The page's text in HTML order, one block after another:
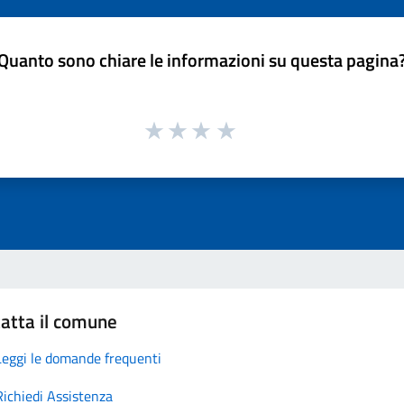
sono chiare le informazioni su questa
il comune
le domande frequenti
Assistenza